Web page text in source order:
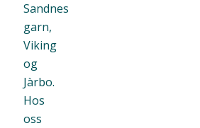
Sandnes
garn,
Viking
og
Jàrbo.
Hos
oss